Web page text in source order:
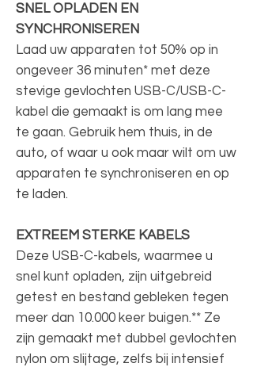
SNEL OPLADEN EN
SYNCHRONISEREN
Laad uw apparaten tot 50% op in
ongeveer 36 minuten* met deze
stevige gevlochten USB-C/USB-C-
kabel die gemaakt is om lang mee
te gaan. Gebruik hem thuis, in de
auto, of waar u ook maar wilt om uw
apparaten te synchroniseren en op
te laden.
EXTREEM STERKE KABELS
Deze USB-C-kabels, waarmee u
snel kunt opladen, zijn uitgebreid
getest en bestand gebleken tegen
meer dan 10.000 keer buigen.** Ze
zijn gemaakt met dubbel gevlochten
nylon om slijtage, zelfs bij intensief